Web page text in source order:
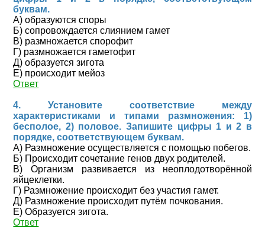
буквам.
А) образуются споры
Б) сопровождается слиянием гамет
В) размножается спорофит
Г) размножается гаметофит
Д) образуется зигота
Е) происходит мейоз
Ответ
4. Установите соответствие между
характеристиками и типами размножения: 1)
бесполое, 2) половое. Запишите цифры 1 и 2 в
порядке, соответствующем буквам.
А) Размножение осуществляется с помощью побегов.
Б) Происходит сочетание генов двух родителей.
В) Организм развивается из неоплодотворённой
яйцеклетки.
Г) Размножение происходит без участия гамет.
Д) Размножение происходит путём почкования.
Е) Образуется зигота.
Ответ